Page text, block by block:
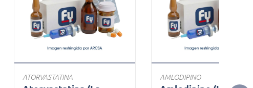
ATORVASTATINA AMLODIPINO